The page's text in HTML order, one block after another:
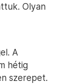
Olyan
A
hétig
szerepet.